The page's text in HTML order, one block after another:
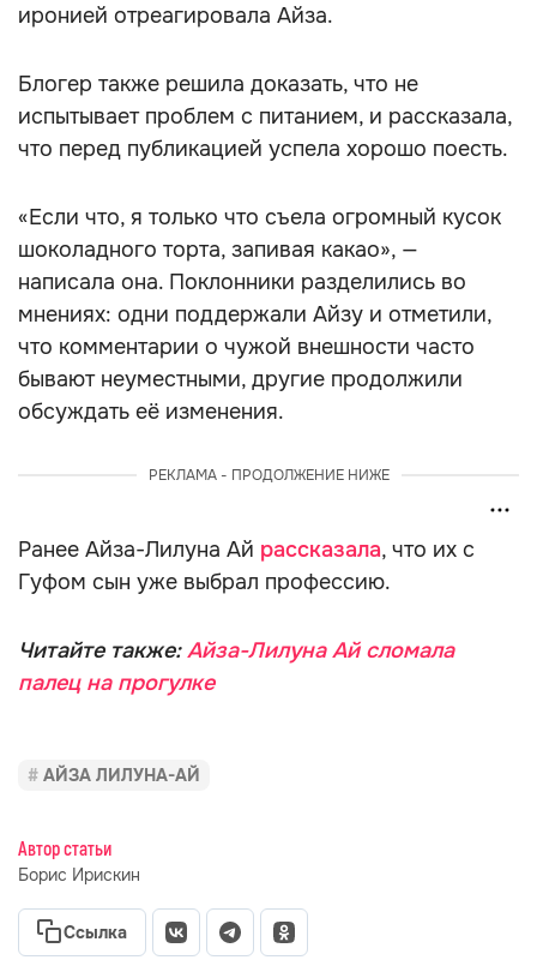
иронией отреагировала Айза.
Блогер также решила доказать, что не
испытывает проблем с питанием, и рассказала,
что перед публикацией успела хорошо поесть.
«Если что, я только что съела огромный кусок
шоколадного торта, запивая какао», —
написала она. Поклонники разделились во
мнениях: одни поддержали Айзу и отметили,
что комментарии о чужой внешности часто
бывают неуместными, другие продолжили
обсуждать её изменения.
РЕКЛАМА - ПРОДОЛЖЕНИЕ НИЖЕ
Ранее Айза-Лилуна Ай рассказала, что их с
Гуфом сын уже выбрал профессию.
Читайте также:Айза-Лилуна Ай сломала
палец на прогулке
АЙЗА ЛИЛУНА-АЙ
Автор статьи
Борис Ирискин
Ссылка